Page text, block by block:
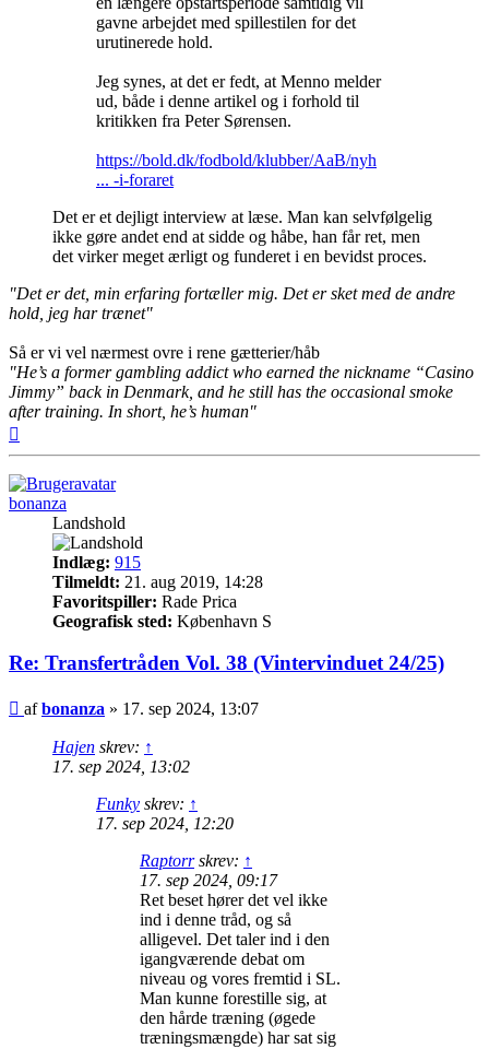
gavne arbejdet med spillestilen for det
urutinerede hold.
Jeg synes, at det er fedt, at Menno melder
ud, både i denne artikel og i forhold til
kritikken fra Peter Sørensen.
https://bold.dk/fodbold/klubber/AaB/nyh
... -i-foraret
Det er et dejligt interview at læse. Man kan selvfølgelig
ikke gøre andet end at sidde og håbe, han får ret, men
det virker meget ærligt og funderet i en bevidst proces.
"Det er det, min erfaring fortæller mig. Det er sket med de andre
hold, jeg har trænet"
Så er vi vel nærmest ovre i rene gætterier/håb
"He’s a former gambling addict who earned the nickname “Casino
Jimmy” back in Denmark, and he still has the occasional smoke
after training. In short, he’s human"
bonanza
Landshold
Indlæg: 915
Tilmeldt: 21. aug 2019, 14:28
Favoritspiller: Rade Prica
Geografisk sted: København S
Re: Transfertråden Vol. 38 (Vintervinduet 24/25)
Indlæg
afbonanza » 17. sep 2024, 13:07
Hajen skrev: ↑
17. sep 2024, 13:02
Funky skrev: ↑
17. sep 2024, 12:20
Raptorrskrev: ↑
17. sep 2024, 09:17
Ret beset hører det vel ikke
ind i denne tråd, og så
alligevel. Det taler ind i den
igangværende debat om
niveau og vores fremtid i SL.
Man kunne forestille sig, at
den hårde træning (øgede
træningsmængde) har sat sig